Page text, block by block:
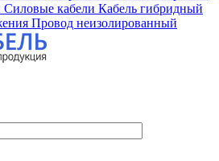
Силовые кабели Кабель гибридный
Провод неизолированный